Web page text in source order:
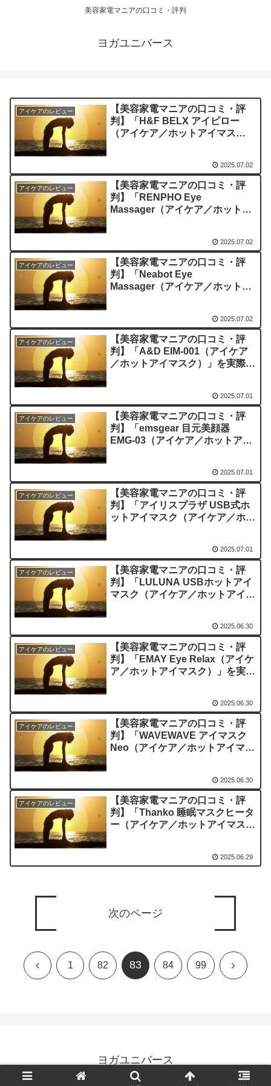
美容家電マニアの口コミ・評判
ヨガユニバース
アイケアのレビュー
【美容家電マニアの口コミ・評
判】「H&F BELX アイピロー
（アイケア／ホットアイマス
2025.07.02
アイケアのレビュー
【美容家電マニアの口コミ・評
判】「RENPHO Eye
Massager（アイケア／ホットア
2025.07.02
アイケアのレビュー
【美容家電マニアの口コミ・評
判】「Neabot Eye
Massager（アイケア／ホットア
2025.07.02
アイケアのレビュー
【美容家電マニアの口コミ・評
判】「A&D EIM-001（アイケア
／ホットアイマスク）」を実際に
2025.07.01
アイケアのレビュー
【美容家電マニアの口コミ・評
判】「emsgear 目元美顔器
EMG-03（アイケア／ホットアイ
2025.07.01
アイケアのレビュー
【美容家電マニアの口コミ・評
判】「アイリスプラザ USB式ホ
ットアイマスク（アイケア／ホッ
2025.07.01
アイケアのレビュー
【美容家電マニアの口コミ・評
判】「LULUNA USBホットアイ
マスク（アイケア／ホットアイマ
2025.06.30
アイケアのレビュー
【美容家電マニアの口コミ・評
判】「EMAY Eye Relax（アイケ
ア／ホットアイマスク）」を実際
2025.06.30
アイケアのレビュー
【美容家電マニアの口コミ・評
判】「WAVEWAVE アイマスク
Neo（アイケア／ホットアイマス
2025.06.30
アイケアのレビュー
【美容家電マニアの口コミ・評
判】「Thanko 睡眠マスクヒータ
ー（アイケア／ホットアイマス
2025.06.29
次のページ
前 1 82 83 84 99 次
ヨガユニバース
© 2023 ヨガユニバース.